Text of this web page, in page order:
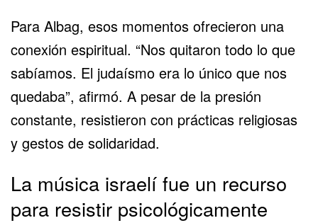
Para Albag, esos momentos ofrecieron una
conexión espiritual. “Nos quitaron todo lo que
sabíamos. El judaísmo era lo único que nos
quedaba”, afirmó. A pesar de la presión
constante, resistieron con prácticas religiosas
y gestos de solidaridad.
La música israelí fue un recurso
para resistir psicológicamente